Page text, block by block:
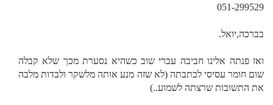
051-299529
בברכה,יואל.
ואז פנתה אלינו חביבה עברי שוב כשהיא נסערת מכך שלא קבלה
שום חומר עסיסי לכתבתה (לא שזה מנע אותה מלשקר ולבדות מלבה
את התשובות שרצתה לשמוע..)